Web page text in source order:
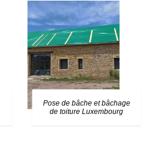
Pose de bâche et bâchage
de toiture Luxembourg